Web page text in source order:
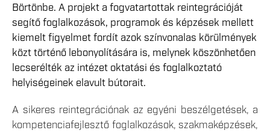
Börtönbe. A projekt a fogvatartottak reintegrációját
segítő foglalkozások, programok és képzések mellett
kiemelt figyelmet fordít azok színvonalas körülmények
közt történő lebonyolítására is, melynek köszönhetően
lecserélték az intézet oktatási és foglalkoztató
helyiségeinek elavult bútorait.
A sikeres reintegrációnak az egyéni beszélgetések, a
kompetenciafejlesztő foglalkozások, szakmaképzések,